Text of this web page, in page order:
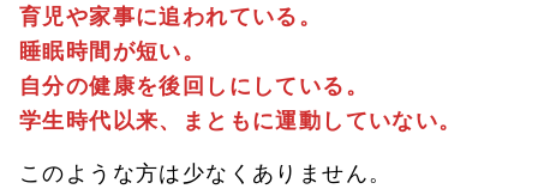
育児や家事に追われている。
睡眠時間が短い。
自分の健康を後回しにしている。
学生時代以来、まともに運動していない。
このような方は少なくありません。